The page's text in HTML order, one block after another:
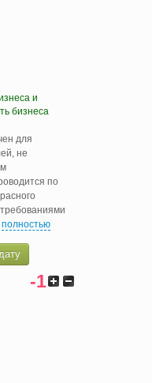
и
бизнеса
для
не
по
требованиями
-1